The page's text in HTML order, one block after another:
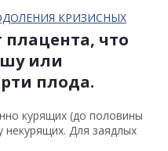
КРИЗИСНЫХ
плацента, что
или
плода.
курящих (до половины
некурящих. Для заядлых